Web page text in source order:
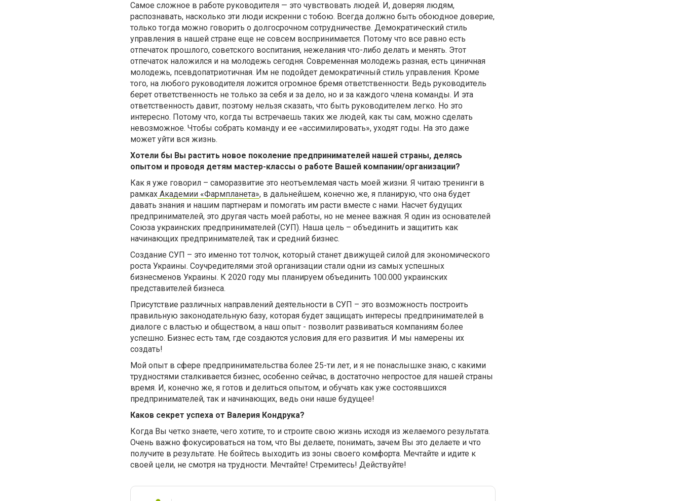
Самое сложное в работе руководителя — это чувствовать людей. И, доверяя людям,
распознавать, насколько эти люди искренни с тобою. Всегда должно быть обоюдное доверие,
только тогда можно говорить о долгосрочном сотрудничестве. Демократический стиль
управления в нашей стране еще не совсем воспринимается. Потому что все равно есть
отпечаток прошлого, советского воспитания, нежелания что-либо делать и менять. Этот
отпечаток наложился и на молодежь сегодня. Современная молодежь разная, есть циничная
молодежь, псевдопатриотичная. Им не подойдет демократичный стиль управления. Кроме
того, на любого руководителя ложится огромное бремя ответственности. Ведь руководитель
берет ответственность не только за себя и за дело, но и за каждого члена команды. И эта
ответственность давит, поэтому нельзя сказать, что быть руководителем легко. Но это
интересно. Потому что, когда ты встречаешь таких же людей, как ты сам, можно сделать
невозможное. Чтобы собрать команду и ее «ассимилировать», уходят годы. На это даже
может уйти вся жизнь.
Хотели бы Вы растить новое поколение предпринимателей нашей страны, делясь
опытом и проводя детям мастер-классы о работе Вашей компании/организации?
Как я уже говорил – саморазвитие это неотъемлемая часть моей жизни. Я читаю тренинги в
рамках Академии «Фармпланета», в дальнейшем, конечно же, я планирую, что она будет
давать знания и нашим партнерам и помогать им расти вместе с нами. Насчет будущих
предпринимателей, это другая часть моей работы, но не менее важная. Я один из основателей
Союза украинских предпринимателей (СУП). Наша цель – объединить и защитить как
начинающих предпринимателей, так и средний бизнес.
Создание СУП – это именно тот толчок, который станет движущей силой для экономического
роста Украины. Соучредителями этой организации стали одни из самых успешных
бизнесменов Украины. К 2020 году мы планируем объединить 100.000 украинских
представителей бизнеса.
Присутствие различных направлений деятельности в СУП – это возможность построить
правильную законодательную базу, которая будет защищать интересы предпринимателей в
диалоге с властью и обществом, а наш опыт - позволит развиваться компаниям более
успешно. Бизнес есть там, где создаются условия для его развития. И мы намерены их
создать!
Мой опыт в сфере предпринимательства более 25-ти лет, и я не понаслышке знаю, с какими
трудностями сталкивается бизнес, особенно сейчас, в достаточно непростое для нашей страны
время. И, конечно же, я готов и делиться опытом, и обучать как уже состоявшихся
предпринимателей, так и начинающих, ведь они наше будущее!
Каков секрет успеха от Валерия Кондрука?
Когда Вы четко знаете, чего хотите, то и строите свою жизнь исходя из желаемого результата.
Очень важно фокусироваться на том, что Вы делаете, понимать, зачем Вы это делаете и что
получите в результате. Не бойтесь выходить из зоны своего комфорта. Мечтайте и идите к
своей цели, не смотря на трудности. Мечтайте! Стремитесь! Действуйте!